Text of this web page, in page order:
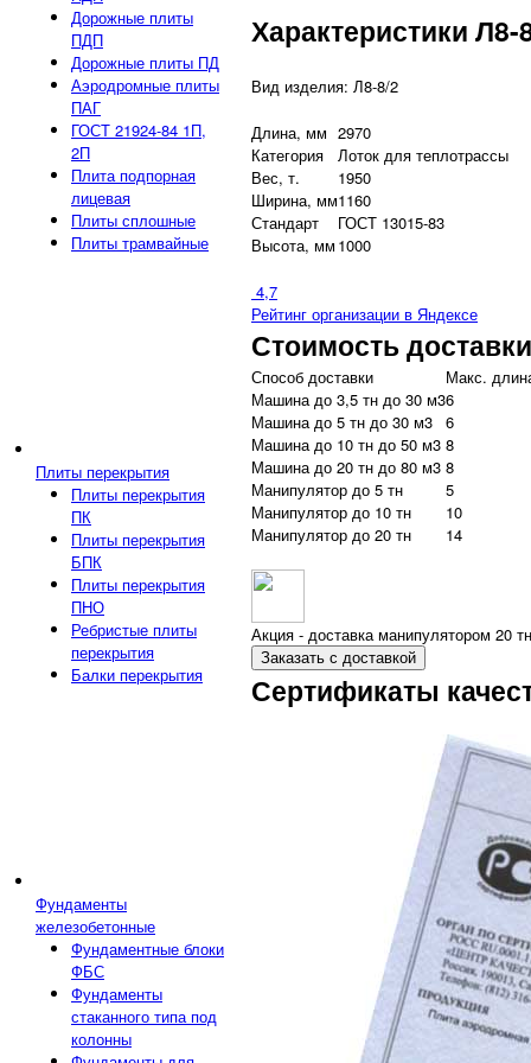
Дорожные плиты
ПДП
Дорожные плиты ПД
Аэродромные плиты
ПАГ
ГОСТ 21924-84 1П,
2П
Плита подпорная
лицевая
Плиты сплошные
Плиты трамвайные
Плиты перекрытия
Плиты перекрытия
ПК
Плиты перекрытия
БПК
Плиты перекрытия
ПНО
Ребристые плиты
перекрытия
Балки перекрытия
Фундаменты
железобетонные
Фундаментные блоки
ФБС
Фундаменты
стаканного типа под
колонны
Характеристики Л8-
Вид изделия: Л8-8/2
Длина, мм 2970
Категория
Лоток для теплотрассы
Вес, т.
1950
Ширина, мм1160
Стандарт
ГОСТ 13015-83
Высота, мм 1000
4,7
Рейтинг организации в Яндексе
Стоимость доставки
Способ доставки
Макс.
Машина до 3,5 тн до 30 м36
Машина до 5 тн до 30 м3 6
Машина до 10 тн до 50 м3 8
Машина до 20 тн до 80 м3 8
Манипулятор до 5 тн
5
Манипулятор до 10 тн
10
Манипулятор до 20 тн
14
Акция - доставка манипулятором 20
Заказать с доставкой
Сертификаты